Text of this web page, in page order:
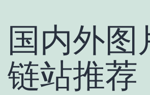
国内外图
链站推荐